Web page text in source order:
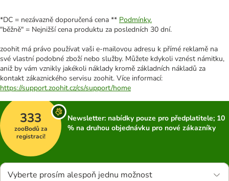
*DC = nezávazně doporučená cena ** Podmínky.
"běžně" = Nejnižší cena produktu za posledních 30 dní.
zoohit má právo používat vaši e-mailovou adresu k přímé reklamě na
své vlastní podobné zboží nebo služby. Můžete kdykoli vznést námitku,
aniž by vám vznikly jakékoli náklady kromě základních nákladů za
kontakt zákaznického servisu zoohit. Více informací:
https://support.zoohit.cz/cs/support/home
333
zooBodů za
registraci!
Newsletter: nabídky pouze pro předplatitele; 10
% na druhou objednávku pro nové zákazníky
Vyberte prosím alespoň jednu možnost